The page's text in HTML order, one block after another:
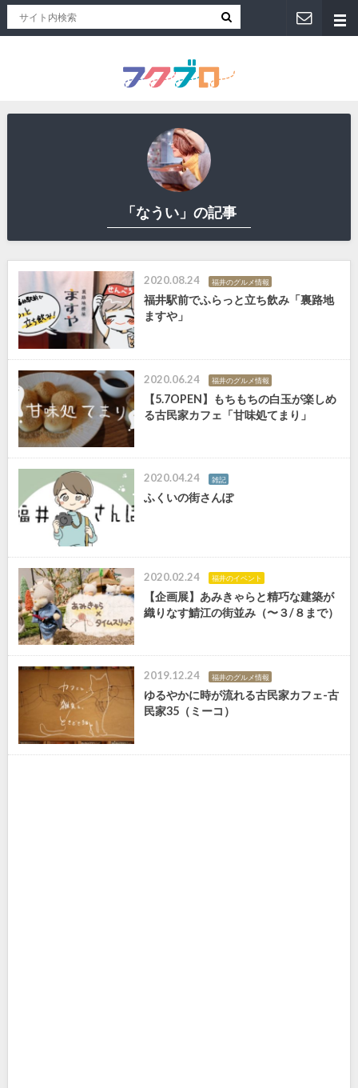
「なうい」の記事
2020.08.24 福井のグルメ情報
福井駅前でふらっと立ち飲み「裏路地
ますや」
2020.06.24 福井のグルメ情報
【5.7OPEN】もちもちの白玉が楽しめ
る古民家カフェ「甘味処てまり」
2020.04.24 雑記
ふくいの街さんぽ
2020.02.24 福井のイベント
【企画展】あみきゃらと精巧な建築が
織りなす鯖江の街並み（〜３/８まで）
2019.12.24 福井のグルメ情報
ゆるやかに時が流れる古民家カフェ-古
民家35（ミーコ）